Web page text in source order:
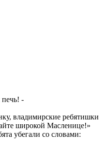
-
владимирские ребятишки
широкой Масленице!»
убегали со словами: